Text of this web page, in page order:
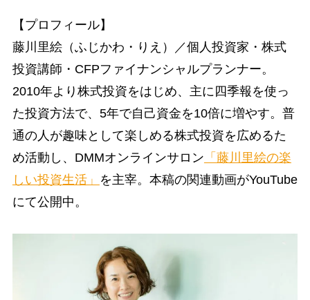
【プロフィール】
藤川里絵（ふじかわ・りえ）／個人投資家・株式
投資講師・CFPファイナンシャルプランナー。
2010年より株式投資をはじめ、主に四季報を使っ
た投資方法で、5年で自己資金を10倍に増やす。普
通の人が趣味として楽しめる株式投資を広めるた
め活動し、DMMオンラインサロン 「藤川里絵の楽
しい投資生活」 を主宰。本稿の関連動画がYouTube
にて公開中。